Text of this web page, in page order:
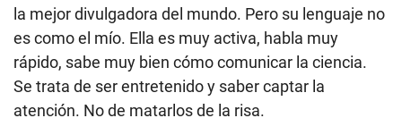
la mejor divulgadora del mundo. Pero su lenguaje no
es como el mío. Ella es muy activa, habla muy
rápido, sabe muy bien cómo comunicar la ciencia.
Se trata de ser entretenido y saber captar la
atención. No de matarlos de la risa.